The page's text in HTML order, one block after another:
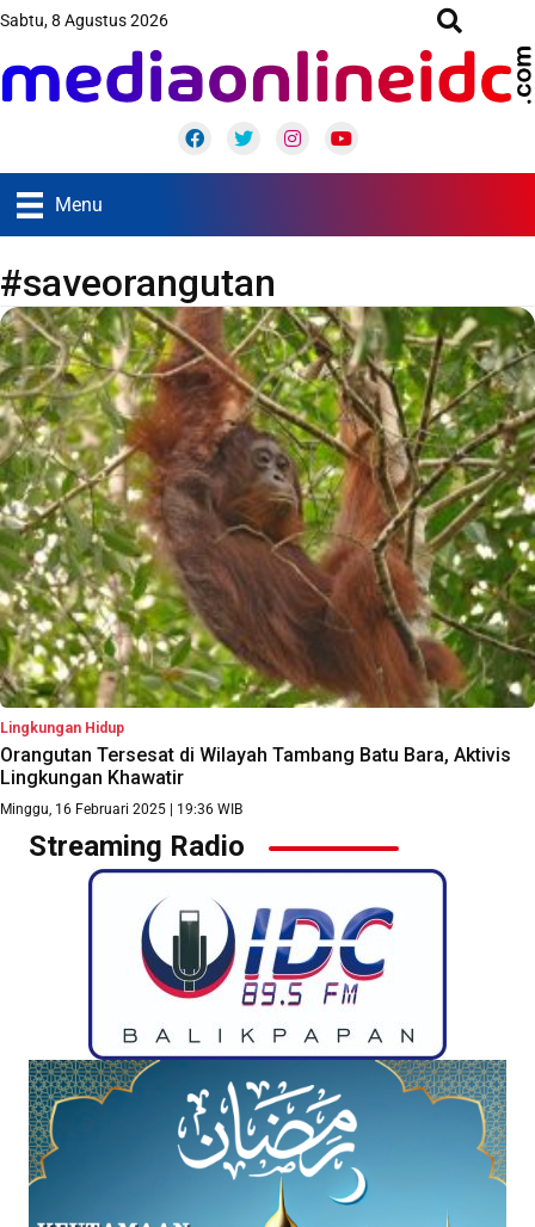
Sabtu, 8 Agustus 2026
FacebookTwitter InstagramYoutube
Menu
#saveorangutan
Lingkungan Hidup
Orangutan Tersesat di Wilayah Tambang Batu Bara, Aktivis
Lingkungan Khawatir
Minggu, 16 Februari 2025 | 19:36 WIB
Streaming Radio